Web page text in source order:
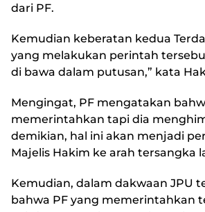
dari PF.
Kemudian keberatan kedua
yang melakukan perintah
di bawa dalam putusan,” kata
Mengingat, PF mengatakan
memerintahkan tapi dia
demikian, hal ini akan menjadi
Majelis Hakim ke arah tersangka
Kemudian, dalam dakwaan JPU
bahwa PF yang memerintahkan